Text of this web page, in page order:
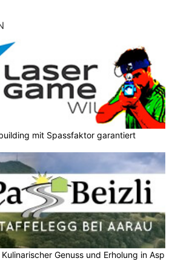
mit Spassfaktor garantiert
Genuss und Erholung in Asp